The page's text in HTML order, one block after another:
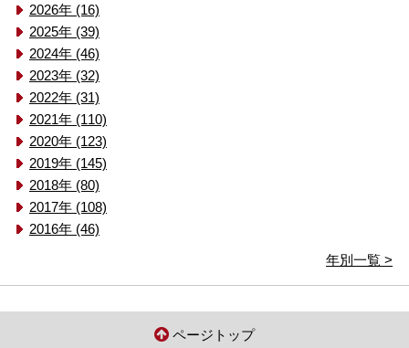
2026年 (16)
2025年 (39)
2024年 (46)
2023年 (32)
2022年 (31)
2021年 (110)
2020年 (123)
2019年 (145)
2018年 (80)
2017年 (108)
2016年 (46)
年別一覧 >
ページトップ